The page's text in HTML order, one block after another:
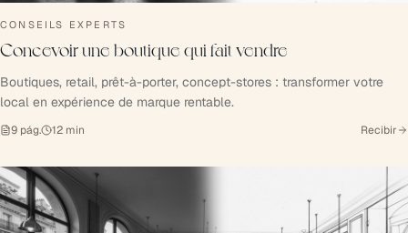
CONSEILS EXPERTS
Concevoir une boutique qui fait vendre
Boutiques, retail, prêt-à-porter, concept-stores : transformer votre
local en expérience de marque rentable.
9 pág. 12 min Recibir